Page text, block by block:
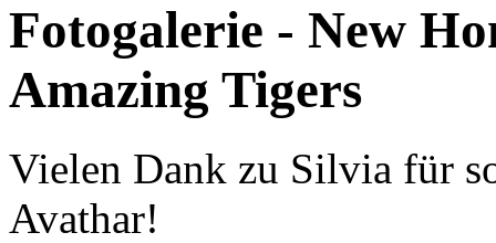
Fotogalerie - New
Amazing Tigers
Vielen Dank zu Silvia für
Avathar!